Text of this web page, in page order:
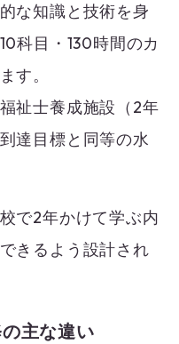
な知識と技術を身
科目・130時間のカ
す。
祉士養成施設（2年
達目標と同等の水
で2年かけて学ぶ内
きるよう設計され
主な違い